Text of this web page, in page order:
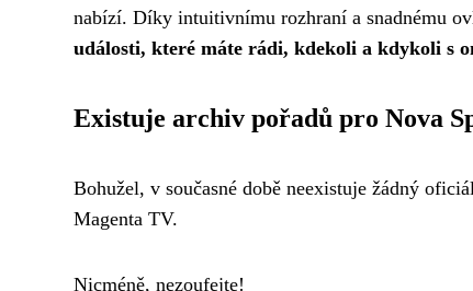
nabízí. Díky intuitivnímu rozhraní a snadnému
události, které máte rádi, kdekoli a kdykoli s
Existuje archiv pořadů pro Nova
Bohužel, v současné době neexistuje žádný
Magenta TV.
Nicméně, nezoufejte!